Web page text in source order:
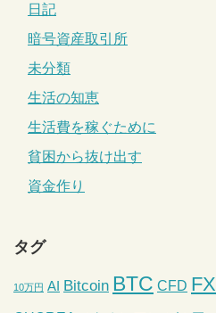
日記
暗号資産取引所
未分類
生活の知恵
生活費を稼ぐために
貧困から抜け出す
資金作り
タグ
10万円 AI Bitcoin BTC CFD FX